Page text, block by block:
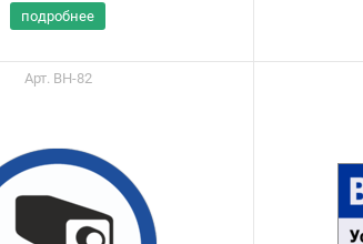
подробнее
Арт. ВН-82